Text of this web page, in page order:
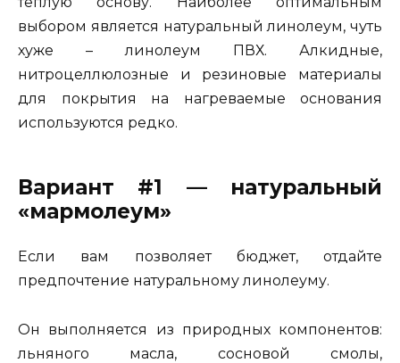
выбором является натуральный линолеум, чуть
хуже – линолеум ПВХ. Алкидные,
нитроцеллюлозные и резиновые материалы
для покрытия на нагреваемые основания
используются редко.
Вариант #1 — натуральный
«мармолеум»
Если вам позволяет бюджет, отдайте
предпочтение натуральному линолеуму.
Он выполняется из природных компонентов:
льняного масла, сосновой смолы,